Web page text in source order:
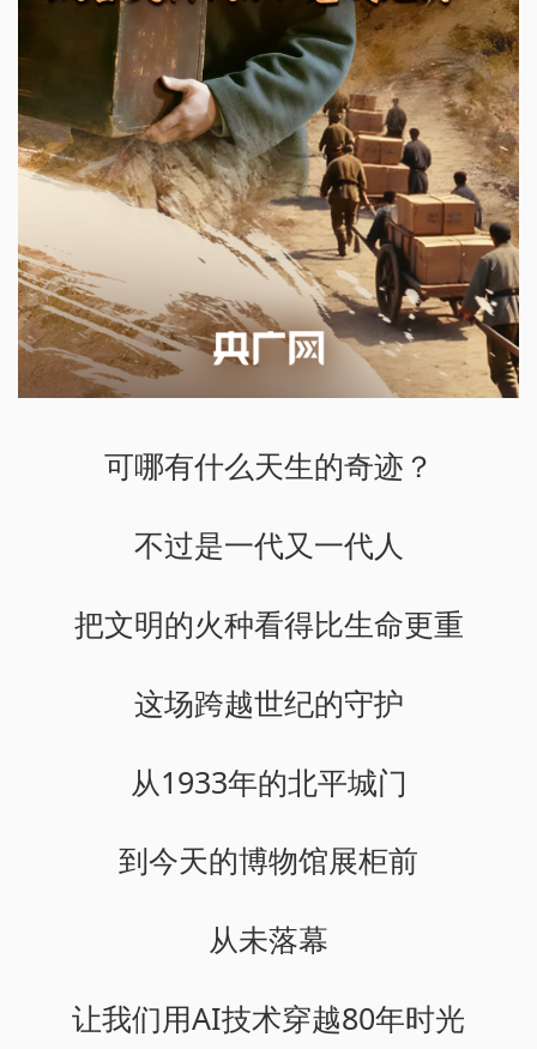
可哪有什么天生的奇迹？
不过是一代又一代人
把文明的火种看得比生命更重
这场跨越世纪的守护
从1933年的北平城门
到今天的博物馆展柜前
从未落幕
让我们用AI技术穿越80年时光